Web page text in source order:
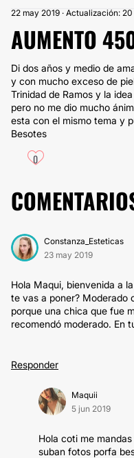
22 may 2019 · Actualización:
AUMENTO
Di dos años y medio de
y con mucho exceso de
Trinidad de Ramos y la
pero no me dio mucho
esta con el mismo tema y
Besotes
0
Constanza_Esteticas
23 may 2019
Hola Maqui, bienvenida a
te vas a poner? Moderado
porque una chica que fue
recomendó moderado. En
Responder
Maquii
5 jun 2019
Hola coti me
suban fotos porfa